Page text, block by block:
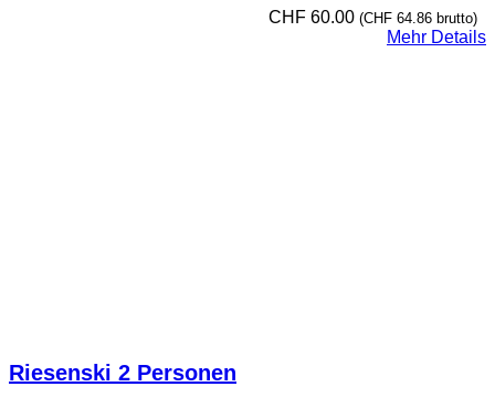
Riesenski 2 Personen
CHF60.00 (CHF64.86brutto)
Mehr Details